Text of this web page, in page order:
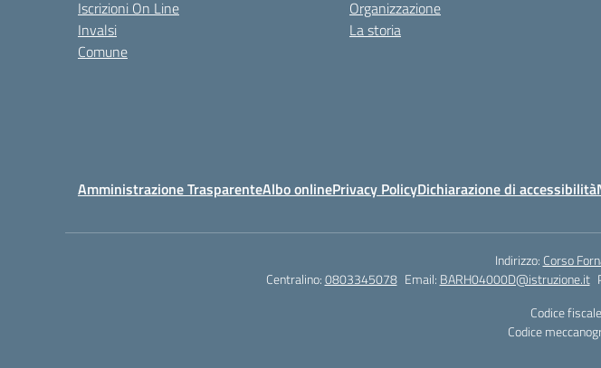
Iscrizioni On Line
Invalsi
Comune
Organizzazione
La storia
Amministrazione TrasparenteAlbo onlinePrivacy PolicyDichiarazione di accessibilità
Indirizzo: Corso
Centralino:0803345078 Email: BARH04000D@istruzione.it
Codice
Codice